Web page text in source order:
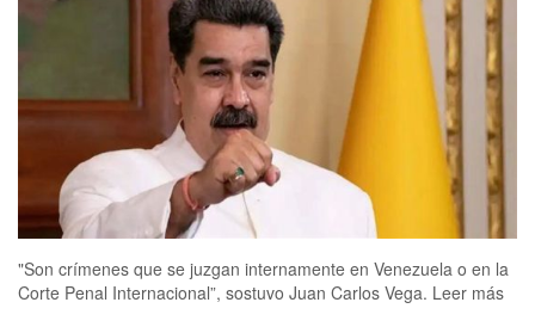
"Son crímenes que se juzgan internamente en Venezuela o en la
Corte Penal Internacional”, sostuvo Juan Carlos Vega. Leer más